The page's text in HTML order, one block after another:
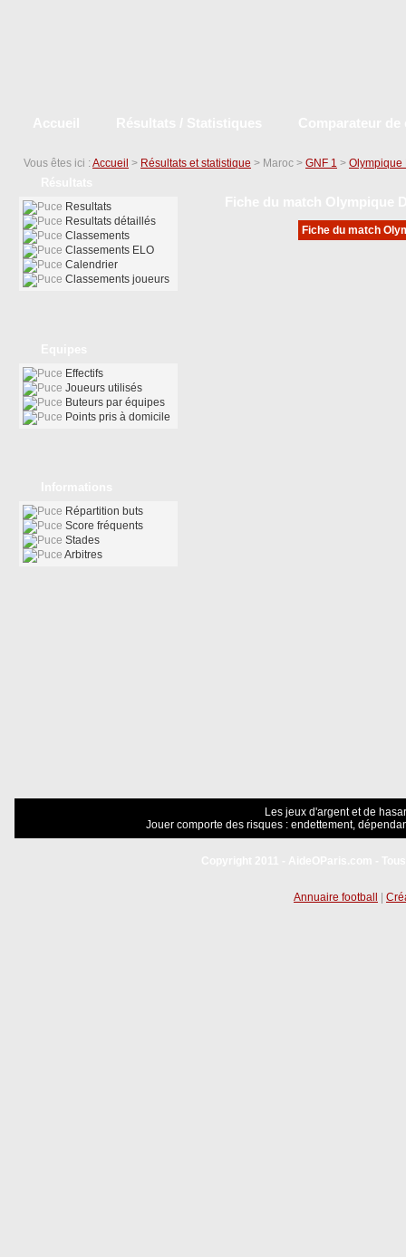
Vous êtes ici : Accueil > Résultats et statistique > Maroc > GNF 1 > Olympique
Fiche du match
Resultats
Resultats détaillés
Classements
Classements ELO
Calendrier
Classements joueurs
Effectifs
Joueurs utilisés
Buteurs par équipes
Points pris à domicile
Répartition buts
Score fréquents
Stades
Arbitres
Les jeux d'argent et de
Jouer comporte des risques : endettement,
Annuaire football